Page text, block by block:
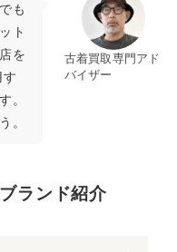
古着買取専門アド
バイザー
も
ト
を
。
。
ランド紹介